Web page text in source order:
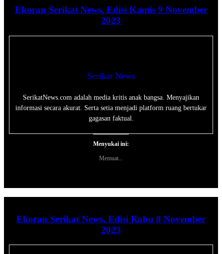
Ekoran Serikat News, Edisi Kamis 9 November
2023
Serikat News
SerikatNews.com adalah media kritis anak bangsa. Menyajikan
informasi secara akurat. Serta setia menjadi platform ruang bertukar
gagasan faktual.
Menyukai ini:
Memuat...
Ekoran Serikat News, Edisi Rabu 8 November
2023